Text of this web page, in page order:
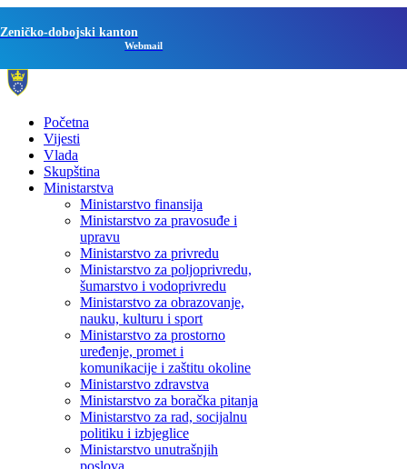
Zeničko-dobojski kanton
Webmail
Početna
Vijesti
Vlada
Skupština
Ministarstva
Ministarstvo finansija
Ministarstvo za pravosuđe i
upravu
Ministarstvo za privredu
Ministarstvo za poljoprivredu,
šumarstvo i vodoprivredu
Ministarstvo za obrazovanje,
nauku, kulturu i sport
Ministarstvo za prostorno
uređenje, promet i
komunikacije i zaštitu okoline
Ministarstvo zdravstva
Ministarstvo za boračka pitanja
Ministarstvo za rad, socijalnu
politiku i izbjeglice
Ministarstvo unutrašnjih
poslova